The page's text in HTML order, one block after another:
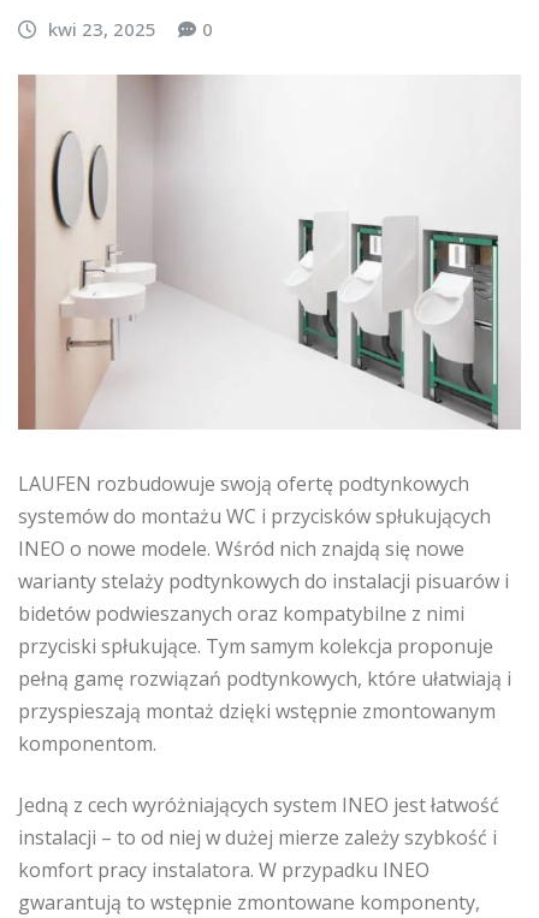
kwi 23, 2025 0
LAUFEN rozbudowuje swoją ofertę podtynkowych
systemów do montażu WC i przycisków spłukujących
INEO o nowe modele. Wśród nich znajdą się nowe
warianty stelaży podtynkowych do instalacji pisuarów i
bidetów podwieszanych oraz kompatybilne z nimi
przyciski spłukujące. Tym samym kolekcja proponuje
pełną gamę rozwiązań podtynkowych, które ułatwiają i
przyspieszają montaż dzięki wstępnie zmontowanym
komponentom.
Jedną z cech wyróżniających system INEO jest łatwość
instalacji – to od niej w dużej mierze zależy szybkość i
komfort pracy instalatora. W przypadku INEO
gwarantują to wstępnie zmontowane komponenty,